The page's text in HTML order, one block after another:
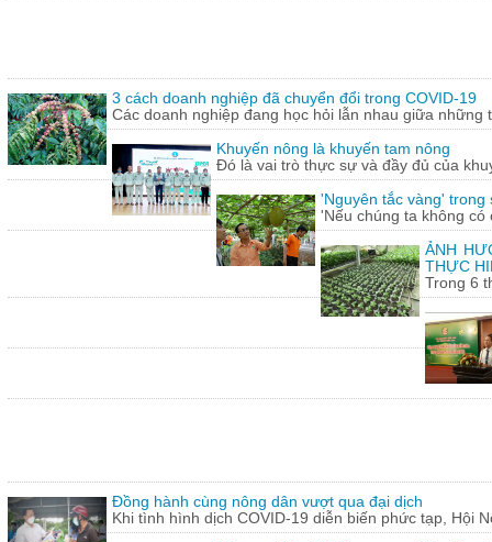
3 cách doanh nghiệp đã chuyển đổi trong COVID-19
Các doanh nghiệp đang học hỏi lẫn nhau giữa những
Khuyến nông là khuyến tam nông
Đó là vai trò thực sự và đầy đủ của
'Nguyên tắc vàng' trong
'Nếu chúng ta không
ẢNH
THỰC
Trong 6
Đồng hành cùng nông dân vượt qua đại dịch
Khi tình hình dịch COVID-19 diễn biến phức tạp, Hội